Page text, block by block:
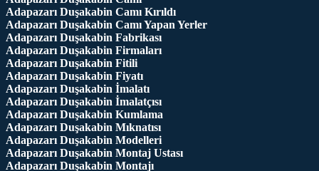
Adapazarı Duşakabin Camı Kırıldı
Adapazarı Duşakabin Camı Yapan Yerler
Adapazarı Duşakabin Fabrikası
Adapazarı Duşakabin Firmaları
Adapazarı Duşakabin Fitili
Adapazarı Duşakabin Fiyatı
Adapazarı Duşakabin İmalatı
Adapazarı Duşakabin İmalatçısı
Adapazarı Duşakabin Kumlama
Adapazarı Duşakabin Mıknatısı
Adapazarı Duşakabin Modelleri
Adapazarı Duşakabin Montaj Ustası
Adapazarı Duşakabin Montajı